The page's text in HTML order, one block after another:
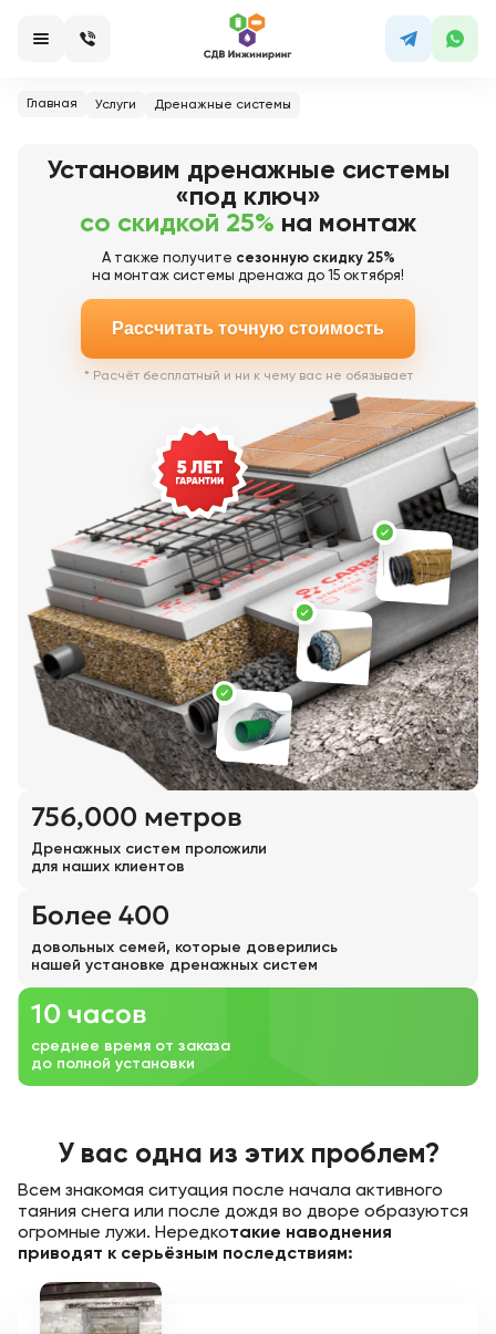
Главная Услуги Дренажные системы
Установим дренажные системы
«под ключ»
со скидкой 25% на монтаж
А также получите сезонную скидку 25%
на монтаж системы дренажа до 15 октября!
Рассчитать точную стоимость
* Расчёт бесплатный и ни к чему вас не обязывает
756,000 метров
Дренажных систем проложили
для наших клиентов
Более 400
довольных семей, которые доверились
нашей установке дренажных систем
10 часов
среднее время от заказа
до полной установки
У вас одна из этих проблем?
Всем знакомая ситуация после начала активного
таяния снега или после дождя во дворе образуются
огромные лужи. Нередкотакие наводнения
приводят к серьёзным последствиям: